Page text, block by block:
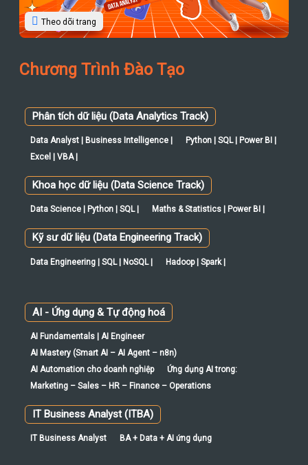
Theo dõi trang
Chương Trình Đào Tạo
Phân tích dữ liệu (Data Analytics Track)
Data Analyst | Business Intelligence |
Python | SQL | Power BI |
Excel | VBA |
Khoa học dữ liệu (Data Science Track)
Data Science | Python | SQL | Maths & Statistics | Power BI |
Kỹ sư dữ liệu (Data Engineering Track)
Data Engineering | SQL | NoSQL | Hadoop | Spark |
AI - Ứng dụng & Tự động hoá
AI Fundamentals | AI Engineer
AI Mastery (Smart AI – AI Agent – n8n)
AI Automation cho doanh nghiệp
Ứng dụng AI trong:
Marketing – Sales – HR – Finance – Operations
IT Business Analyst (ITBA)
IT Business Analyst BA + Data + AI ứng dụng